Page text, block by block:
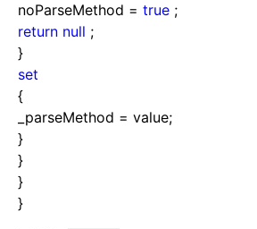
noParseMethod = true ;
return null ;
}
set
{
_parseMethod = value;
}
}
}
}